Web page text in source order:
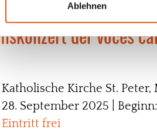
Ablehnen
der voces
Katholische Kirche St. Peter,
28. September 2025 |
Eintritt frei